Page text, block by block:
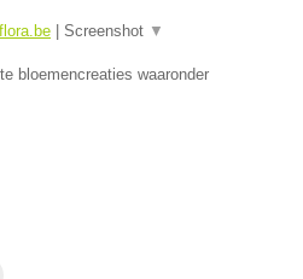
| Screenshot ▼
bloemencreaties waaronder